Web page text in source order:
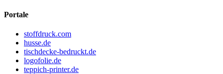
Portale
stoffdruck.com
husse.de
tischdecke-bedruckt.de
logofolie.de
teppich-printer.de